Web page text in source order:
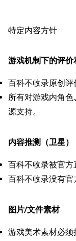
首页
最近更改
留言讨论页
新页面
帮助
特定内容方针
游戏机制下的评价
百科不收录原创评
所有对游戏内角色
源支持。
内容推测（卫星）
百科不收录被官方
百科不收录没有官
图片/文件素材
游戏美术素材必须